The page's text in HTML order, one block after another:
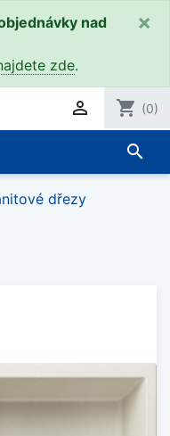
nad
zde.
×
 shopping_cart (0)
search
dřezy